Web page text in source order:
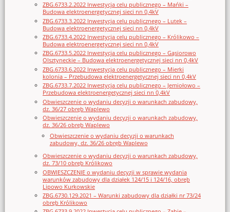
ZBG.6733.2.2022 Inwestycja celu publicznego – Mańki –
Budowa elektroenergetycznej sieci nn 0,4kV
ZBG.6733.3.2022 Inwestycja celu publicznego – Lutek –
Budowa elektroenergetycznej sieci nn 0,4kV
ZBG.6733.4.2022 Inwestycja celu publicznego – Królikowo –
Budowa elektroenergetycznej sieci nn 0,4kV
ZBG.6733.5.2022 Inwestycja celu publicznego – Gąsiorowo
Olsztyneckie – Budowa elektroenergetycznej sieci nn 0,4kV
ZBG.6733.6.2022 Inwestycja celu publicznego – Mierki
kolonia – Przebudowa elektroenergetycznej sieci nn 0,4kV
ZBG.6733.7.2022 Inwestycja celu publicznego – Jemiołowo –
Przebudowa elektroenergetycznej sieci nn 0,4kV
Obwieszczenie o wydaniu decyzji o warunkach zabudowy,
dz. 36/27 obręb Waplewo
Obwieszczenie o wydaniu decyzji o warunkach zabudowy,
dz. 36/26 obręb Waplewo
Obwieszczenie o wydaniu decyzji o warunkach
zabudowy, dz. 36/26 obręb Waplewo
Obwieszczenie o wydaniu decyzji o warunkach zabudowy,
dz. 73/10 obręb Królikowo
OBWIESZCZENIE o wydaniu decyzji w sprawie wydania
warunków zabudowy dla działek 124/15 i 124/16, obręb
Lipowo Kurkowskie
ZBG.6730.129.2021 – Warunki zabudowy dla działki nr 73/24
obręb Królikowo